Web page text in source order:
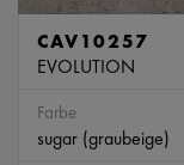
CAV10257
EVOLUTION
Farbe
sugar (graubeige)